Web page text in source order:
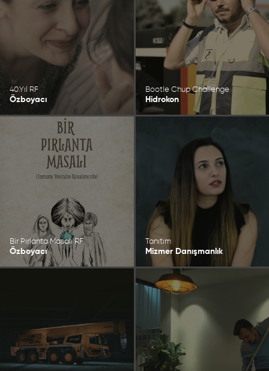
40.Yıl RF
Özboyacı
Bootle Chup Challenge
Hidrokon
Bir Pırlanta Masalı RF
Özboyacı
Tanıtım
Mizmer Danışmanlık